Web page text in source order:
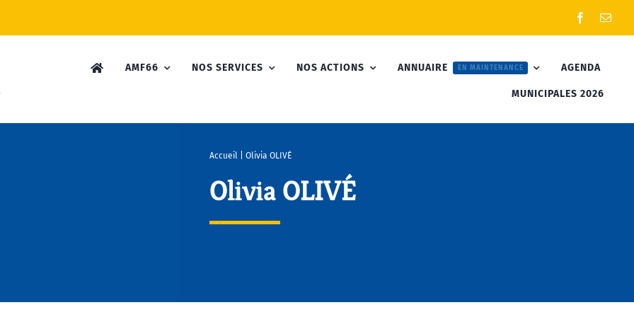
AMF66 NOS SERVICES NOS ACTIONS ANNUAIRE EN MAINTENANCE AGENDA
MUNICIPALES 2026
Accueil| Olivia OLIVÉ
Olivia OLIVÉ